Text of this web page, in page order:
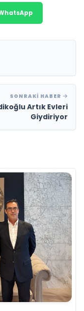
SONRAKI HABER
Artık Evleri
Giydiriyor